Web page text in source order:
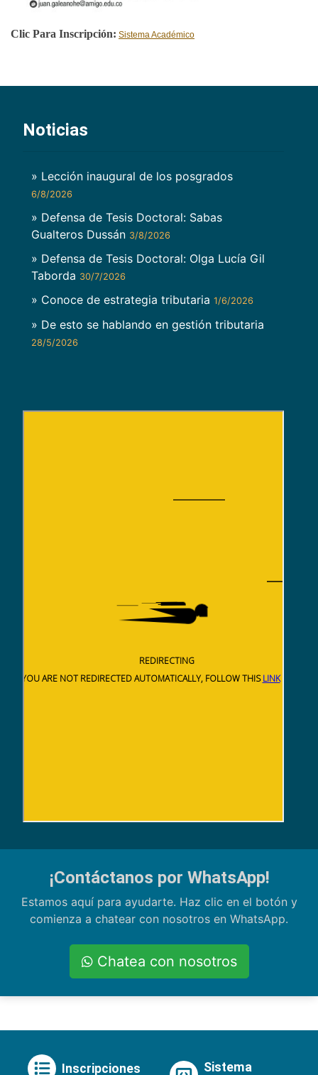
Clic Para Inscripción: Sistema Académico
Noticias
» Lección inaugural de los posgrados
6/8/2026
» Defensa de Tesis Doctoral: Sabas
Gualteros Dussán 3/8/2026
» Defensa de Tesis Doctoral: Olga Lucía Gil
Taborda 30/7/2026
» Conoce de estrategia tributaria 1/6/2026
» De esto se hablando en gestión tributaria
28/5/2026
¡Contáctanos por WhatsApp!
Estamos aquí para ayudarte. Haz clic en el botón y
comienza a chatear con nosotros en WhatsApp.
Chatea con nosotros
Inscripciones Sistema